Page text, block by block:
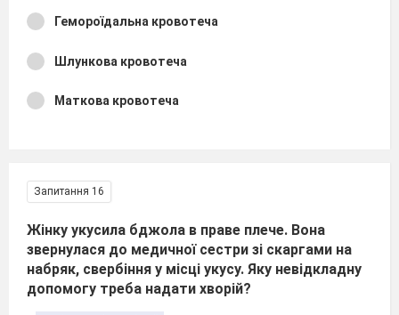
Гемороїдальна кровотеча
Шлункова кровотеча
Маткова кровотеча
Запитання 16
Жінку укусила бджола в праве плече. Вона
звернулася до медичної сестри зі скаргами на
набряк, свербіння у місці укусу. Яку невідкладну
допомогу треба надати хворій?